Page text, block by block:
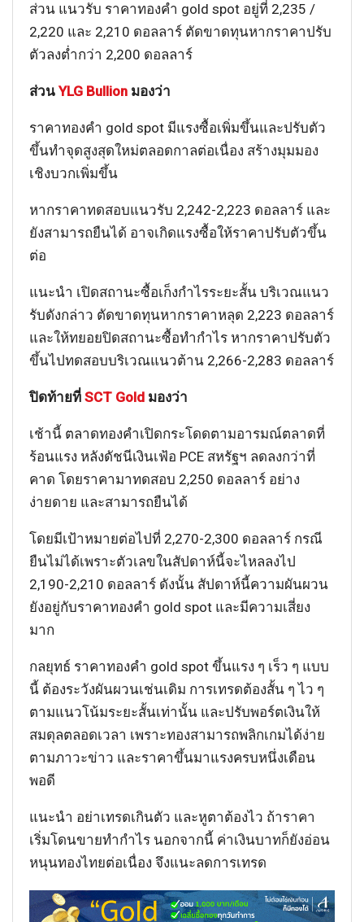
ส่วน แนวรับ ราคาทองคำ gold spot อยู่ที่ 2,235 /
2,220 และ 2,210 ดอลลาร์ ตัดขาดทุนหากราคาปรับ
ตัวลงต่ำกว่า 2,200 ดอลลาร์
ส่วน YLG Bullion มองว่า
ราคาทองคำ gold spot มีแรงซื้อเพิ่มขึ้นและปรับตัว
ขึ้นทำจุดสูงสุดใหม่ตลอดกาลต่อเนื่อง สร้างมุมมอง
เชิงบวกเพิ่มขึ้น
หากราคาทดสอบแนวรับ 2,242-2,223 ดอลลาร์ และ
ยังสามารถยืนได้ อาจเกิดแรงซื้อให้ราคาปรับตัวขึ้น
ต่อ
แนะนำ เปิดสถานะซื้อเก็งกำไรระยะสั้น บริเวณแนว
รับดังกล่าว ตัดขาดทุนหากราคาหลุด 2,223 ดอลลาร์
และให้ทยอยปิดสถานะซื้อทำกำไร หากราคาปรับตัว
ขึ้นไปทดสอบบริเวณแนวต้าน 2,266-2,283 ดอลลาร์
ปิดท้ายที่ SCT Gold มองว่า
เช้านี้ ตลาดทองคำเปิดกระโดดตามอารมณ์ตลาดที่
ร้อนแรง หลังดัชนีเงินเฟ้อ PCE สหรัฐฯ ลดลงกว่าที่
คาด โดยราคามาทดสอบ 2,250 ดอลลาร์ อย่าง
ง่ายดาย และสามารถยืนได้
โดยมีเป้าหมายต่อไปที่ 2,270-2,300 ดอลลาร์ กรณี
ยืนไม่ได้เพราะตัวเลขในสัปดาห์นี้จะไหลลงไป
2,190-2,210 ดอลลาร์ ดังนั้น สัปดาห์นี้ความผันผวน
ยังอยู่กับราคาทองคำ gold spot และมีความเสี่ยง
มาก
กลยุทธ์ ราคาทองคำ gold spot ขึ้นแรง ๆ เร็ว ๆ แบบ
นี้ ต้องระวังผันผวนเช่นเดิม การเทรดต้องสั้น ๆ ไว ๆ
ตามแนวโน้มระยะสั้นเท่านั้น และปรับพอร์ตเงินให้
สมดุลตลอดเวลา เพราะทองสามารถพลิกเกมได้ง่าย
ตามภาวะข่าว และราคาขึ้นมาแรงครบหนึ่งเดือน
พอดี
แนะนำ อย่าเทรดเกินตัว และหูตาต้องไว ถ้าราคา
เริ่มโดนขายทำกำไร นอกจากนี้ ค่าเงินบาทก็ยังอ่อน
หนุนทองไทยต่อเนื่อง จึงแนะลดการเทรด